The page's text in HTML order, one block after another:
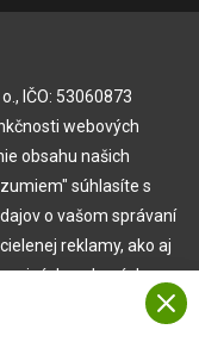
IČO: 53060873
webových
obsahu našich
súhlasíte s
o vašom správaní
reklamy, ako aj
iných webových